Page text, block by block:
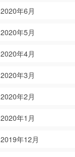
2020年6月
2020年5月
2020年4月
2020年3月
2020年2月
2020年1月
2019年12月